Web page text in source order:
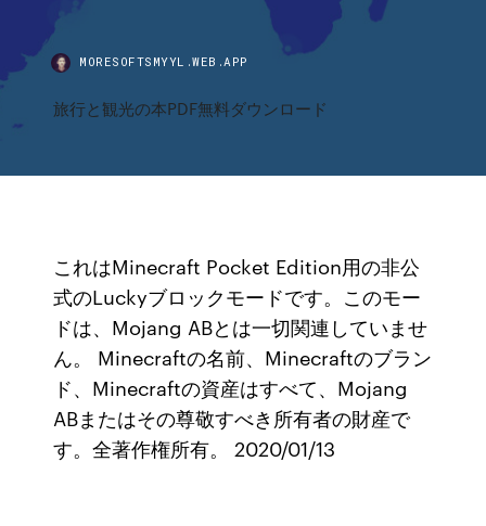
MORESOFTSMYYL.WEB.APP
旅行と観光の本PDF無料ダウンロード
これはMinecraft Pocket Edition用の非公
式のLuckyブロックモードです。このモー
ドは、Mojang ABとは一切関連していませ
ん。 Minecraftの名前、Minecraftのブラン
ド、Minecraftの資産はすべて、Mojang
ABまたはその尊敬すべき所有者の財産で
す。全著作権所有。 2020/01/13